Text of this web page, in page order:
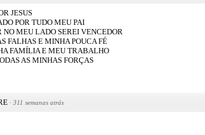
JESUS
POR TUDO MEU PAI
NO MEU LADO SEREI VENCEDOR
FALHAS E MINHA POUCA FÉ
FAMÍLIA E MEU TRABALHO
AS MINHAS FORÇAS
· 311 semanas atrás